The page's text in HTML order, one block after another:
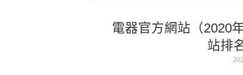
電器官方網站（2020
站排